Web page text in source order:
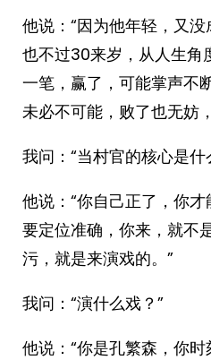
他说：“因为他年轻，又
也不过30来岁，从人生角
一笔，赢了，可能掌声不
未必不可能，败了也无妨
我问：“当村官的核心是什
他说：“你自己正了，你
要定位准确，你来，就不
污，就是来演戏的。”
我问：“演什么戏？”
他说：“你是孔繁森，你